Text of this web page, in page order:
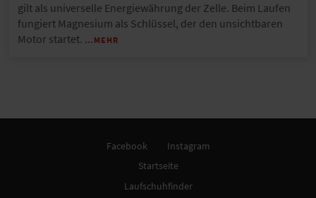
gilt als universelle Energiewährung der Zelle. Beim Laufen
fungiert Magnesium als Schlüssel, der den unsichtbaren
Motor startet. …MEHR
Facebook
Instagram
Startseite
Laufschuhfinder